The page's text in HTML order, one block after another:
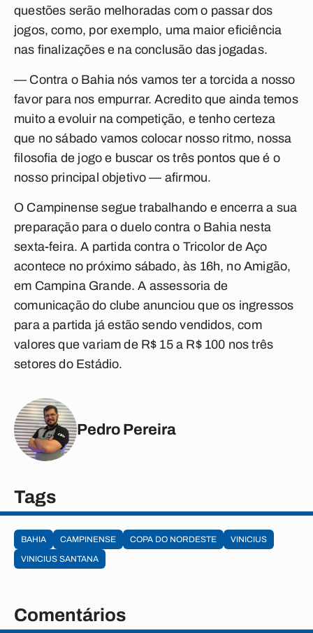
questões serão melhoradas com o passar dos
jogos, como, por exemplo, uma maior eficiência
nas finalizações e na conclusão das jogadas.
— Contra o Bahia nós vamos ter a torcida a nosso
favor para nos empurrar. Acredito que ainda temos
muito a evoluir na competição, e tenho certeza
que no sábado vamos colocar nosso ritmo, nossa
filosofia de jogo e buscar os três pontos que é o
nosso principal objetivo — afirmou.
O Campinense segue trabalhando e encerra a sua
preparação para o duelo contra o Bahia nesta
sexta-feira. A partida contra o Tricolor de Aço
acontece no próximo sábado, às 16h, no Amigão,
em Campina Grande. A assessoria de
comunicação do clube anunciou que os ingressos
para a partida já estão sendo vendidos, com
valores que variam de R$ 15 a R$ 100 nos três
setores do Estádio.
Pedro Pereira
Tags
BAHIA CAMPINENSE COPA DO NORDESTE
VINICIUS
VINICIUS SANTANA
Comentários